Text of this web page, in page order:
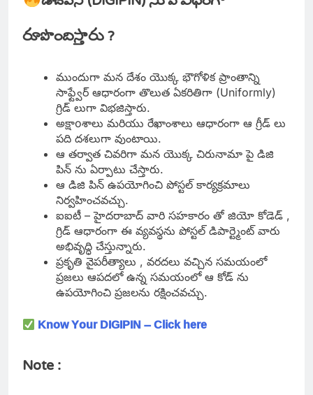
రూపొందిస్తారు ?
ముందుగా మన దేశం యొక్క భౌగోళిక ప్రాంతాన్ని
సాఫ్ట్వేర్ ఆధారంగా తొలుత ఏకరితిగా (Uniformly)
గ్రిడ్ లుగా విభజిస్తారు.
అక్షాoశాలు మరియు రేఖాంశాలు ఆధారంగా ఆ గ్రీడ్ లు
పది దశలుగా వుంటాయి.
ఆ తర్వాత చివరిగా మన యొక్క చిరునామా పై డిజి
పిన్ ను ఏర్పాటు చేస్తారు.
ఆ డిజి పిన్ ఉపయోగించి పోస్టల్ కార్యక్రమాలు
నిర్వహించవచ్చు.
ఐఐటీ – హైదరాబాద్ వారి సహకారం తో జియో కోడెడ్ ,
గ్రిడ్ ఆధారంగా ఈ వ్యవస్థను పోస్టల్ డిపార్ట్మెంట్ వారు
అభివృద్ధి చేస్తున్నారు.
ప్రకృతి వైపరీత్యాలు , వరదలు వచ్చిన సమయంలో
ప్రజలు ఆపదలో ఉన్న సమయంలో ఆ కోడ్ ను
ఉపయోగించి ప్రజలను రక్షించవచ్చు.
Know Your DIGIPIN – Click here
Note :